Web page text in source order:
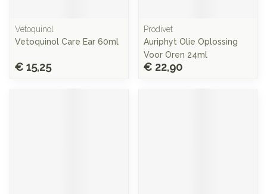
Vetoquinol
Vetoquinol Care Ear 60ml
€ 15,25
Prodivet
Auriphyt Olie Oplossing
Voor Oren 24ml
€ 22,90